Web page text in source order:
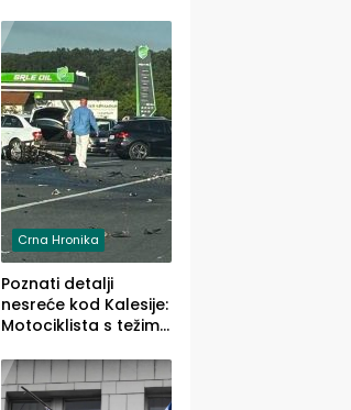
Crna Hronika
Poznati detalji
nesreće kod Kalesije:
Motociklista s težim,
lakšim povredama